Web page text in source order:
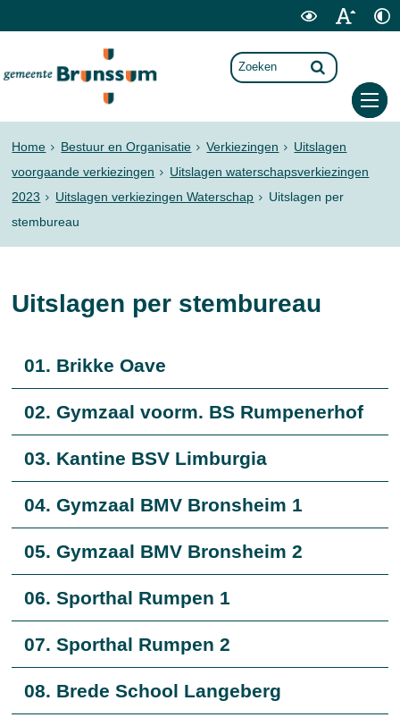
Home Bestuur en Organisatie Verkiezingen
Uitslagen
voorgaande verkiezingen
Uitslagen waterschapsverkiezingen
2023
Uitslagen verkiezingen Waterschap
Uitslagen per
stembureau
Uitslagen per stembureau
01. Brikke Oave
02. Gymzaal voorm. BS Rumpenerhof
03. Kantine BSV Limburgia
04. Gymzaal BMV Bronsheim 1
05. Gymzaal BMV Bronsheim 2
06. Sporthal Rumpen 1
07. Sporthal Rumpen 2
08. Brede School Langeberg